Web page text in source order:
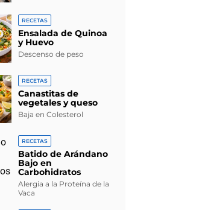
RECETAS
Ensalada de Quinoa
y Huevo
Descenso de peso
RECETAS
Canastitas de
vegetales y queso
Baja en Colesterol
RECETAS
Batido de Arándano
Bajo en
Carbohidratos
Alergia a la Proteína de la
Vaca